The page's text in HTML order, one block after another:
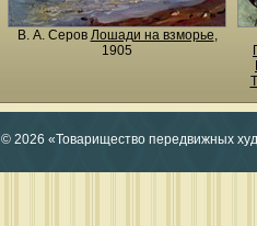
В. А. Серов Лошади на взморье,
1905
© 2026 «Товарищество передвижных